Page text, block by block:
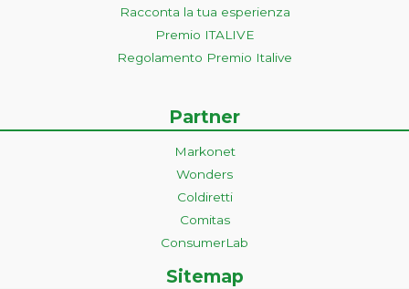
Racconta la tua esperienza
Premio ITALIVE
Regolamento Premio Italive
Partner
Markonet
Wonders
Coldiretti
Comitas
ConsumerLab
Sitemap